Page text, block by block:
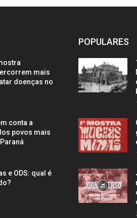
mais
doenças no
conta a
povos mais
e ODS: qual é
POPULARES